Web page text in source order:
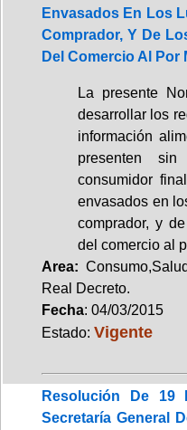
Envasados En Los
Comprador, Y De
Del Comercio Al Por
La presente
desarrollar los
información
presenten
consumidor
envasados en
comprador, y
del comercio al
Area:
Real Decreto.
Fecha: 04/03/2015
Estado: Vigente
Resolución De 19
Secretaría General